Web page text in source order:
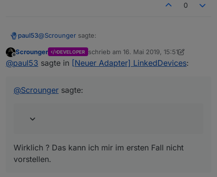
0
paul53@Scrounger sagte:
In beiden Fällen gibt z.B. parseInt auch NaN
vorstellen.
Offline
Scrounger DEVELOPER schrieb am 16. Mai 2019, 15:51
zuletzt editiert von Scrounger
@paul53 sagte in [Neuer Adapter] LinkedDevices:
@Scrounger sagte:
Wirklich ? Das kann ich mir im ersten Fall nicht
vorstellen.